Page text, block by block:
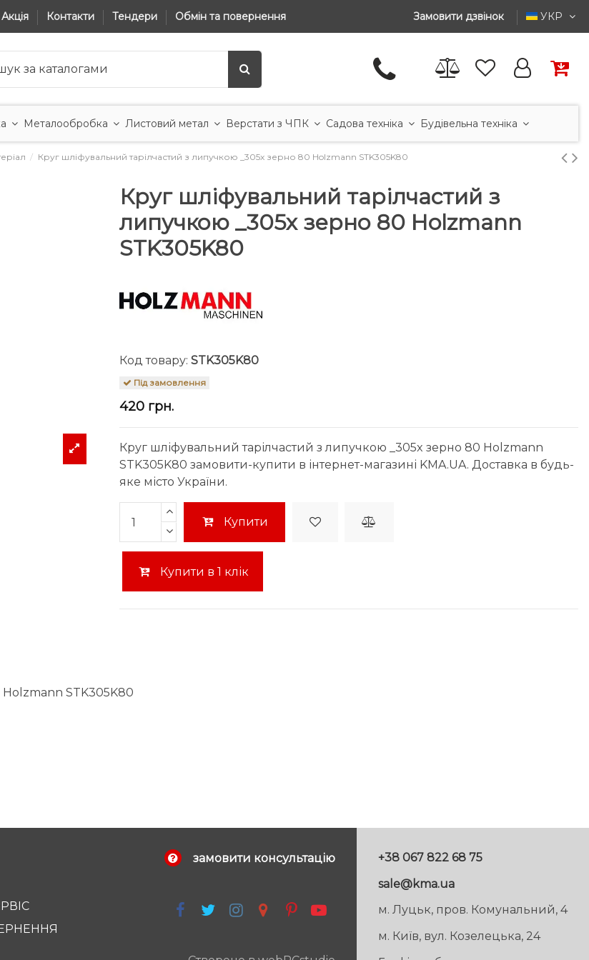
Акція Контакти Тендери Обмін та повернення Замовити дзвінок УКР
Металообробка Листовий метал Верстати з ЧПК Садова техніка Будівельна техніка
Круг шліфувальний тарілчастий з липучкою _305x зерно 80 Holzmann STK305K80
Круг шліфувальний тарілчастий з
липучкою _305x зерно 80 Holzmann
STK305K80
Код товару: STK305K80
Під замовлення
420 грн.
Круг шліфувальний тарілчастий з липучкою _305x зерно 80 Holzmann
STK305K80 замовити-купити в інтернет-магазині KMA.UA. Доставка в будь-
яке місто України.
Купити
Купити в 1 клік
STK305K80
замовити консультацію
+38 067 822 68 75
sale@kma.ua
м. Луцьк, пров. Комунальний, 4
м. Київ, вул. Козелецька, 24